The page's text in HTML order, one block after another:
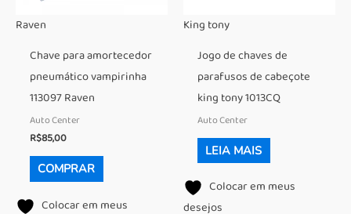
Raven
Chave para amortecedor
pneumático vampirinha
113097 Raven
Auto Center
R$85,00
COMPRAR
Colocar em meus
King tony
Jogo de chaves de
parafusos de cabeçote
king tony 1013CQ
Auto Center
LEIA MAIS
Colocar em meus
desejos